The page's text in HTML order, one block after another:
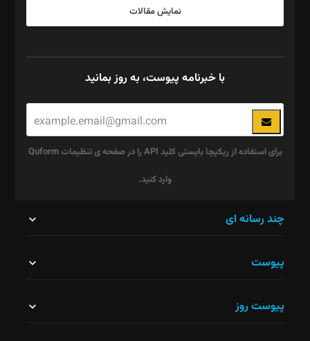
نمایش مقالات
با خبرنامه پیوست، به روز بمانید
برای استفاده از ریکپچا بایستی کلید API را در صفحه ی تنظیمات Quform
وارد کنید.
نباید
چند رسانه ای
پیوست
پیوست روز